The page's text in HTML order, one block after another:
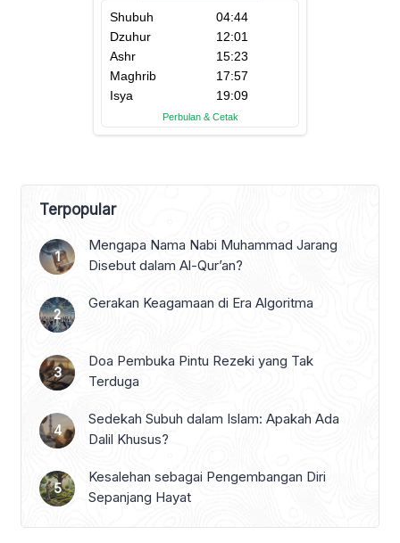
Terpopular
Mengapa Nama Nabi Muhammad Jarang
Disebut dalam Al-Qur’an?
Gerakan Keagamaan di Era Algoritma
Doa Pembuka Pintu Rezeki yang Tak
Terduga
Sedekah Subuh dalam Islam: Apakah Ada
Dalil Khusus?
Kesalehan sebagai Pengembangan Diri
Sepanjang Hayat